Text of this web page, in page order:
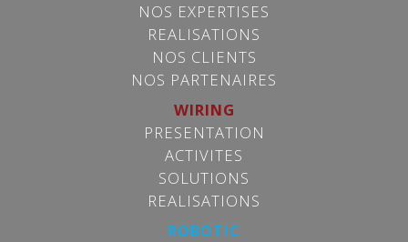
NOS EXPERTISES
REALISATIONS
NOS CLIENTS
NOS PARTENAIRES
WIRING
PRESENTATION
ACTIVITES
SOLUTIONS
REALISATIONS
ROBOTIC